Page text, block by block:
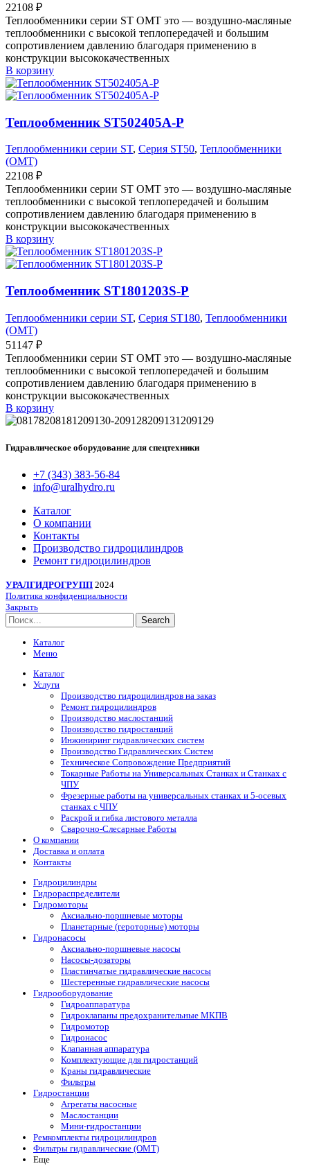
22108 ₽
Теплообменники серии ST OMT это — воздушно-масляные
теплообменники с высокой теплопередачей и большим
сопротивлением давлению благодаря применению в
конструкции высококачественных
В корзину
Теплообменник ST502405A-P
Теплообменники серии ST, Серия ST50, Теплообменники
(OMT)
22108 ₽
Теплообменники серии ST OMT это — воздушно-масляные
теплообменники с высокой теплопередачей и большим
сопротивлением давлению благодаря применению в
конструкции высококачественных
В корзину
Теплообменник ST1801203S-P
Теплообменники серии ST, Серия ST180, Теплообменники
(OMT)
51147 ₽
Теплообменники серии ST OMT это — воздушно-масляные
теплообменники с высокой теплопередачей и большим
сопротивлением давлению благодаря применению в
конструкции высококачественных
В корзину
Гидравлическое оборудование для спецтехники
+7 (343) 383-56-84
info@uralhydro.ru
Каталог
О компании
Контакты
Производство гидроцилиндров
Ремонт гидроцилиндров
УРАЛГИДРОГРУПП 2024
Политика конфиденциальности
Закрыть
Search
Каталог
Меню
Каталог
Услуги
Производство гидроцилиндров на заказ
Ремонт гидроцилиндров
Производство маслостанций
Производство гидростанций
Инжиниринг гидравлических систем
Производство Гидравлических Систем
Техническое Сопровождение Предприятий
Токарные Работы на Универсальных Станках и Станках с
ЧПУ
Фрезерные работы на универсальных станках и 5-осевых
станках с ЧПУ
Раскрой и гибка листового металла
Сварочно-Слесарные Работы
О компании
Доставка и оплата
Контакты
Гидроцилиндры
Гидрораспределители
Гидромоторы
Аксиально-поршневые моторы
Планетарные (героторные) моторы
Гидронасосы
Аксиально-поршневые насосы
Насосы-дозаторы
Пластинчатые гидравлические насосы
Шестеренные гидравлические насосы
Гидрооборудование
Гидроаппаратура
Гидроклапаны предохранительные МКПВ
Гидромотор
Гидронасос
Клапанная аппаратура
Комплектующие для гидростанций
Краны гидравлические
Фильтры
Гидростанции
Агрегаты насосные
Маслостанции
Мини-гидростанции
Ремкомплекты гидроцилиндров
Фильтры гидравлические (OMT)
Еще